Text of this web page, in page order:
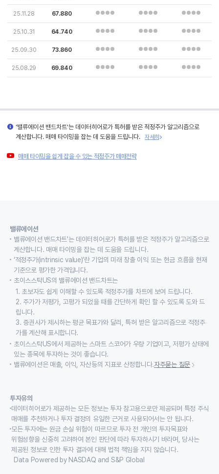
25.11.28 67.880
25.10.31 64.740
25.09.30 73.860
25.08.29 69.840
'밸류에이션 밴드차트'는 데이터히어로가 특허를 받은 적정주가 알고리즘으로
계산합니다. 매매 타이밍을 잡는 데 도움을 드립니다.
자세히
매매 타이밍을 쉽게 잡을 수 있는 적정주가 매매전략
밸류에이션
밸류에이션 밴드차트'는 데이터히어로가 특허를 받은 적정주가 알고리즘으로
계산합니다. 매매 타이밍을 잡는 데 도움을 드립니다.
‘적정주가(intrinsic value)’란 기업의 미래 창출 이익 또는 현금 흐름을 현재
기준으로 평가한 가격입니다.
초이스스탁US의 밸류에이션 밴드차트는
1. 초보자도 쉽게 이해할 수 있도록 적정주가를 차트에 보여 드립니다.
2. 주가가 저평가, 고평가 되었을 때를 간단하게 확인 할 수 있도록 도와 드
립니다.
3. 증권사가 제시하는 평균 목표가와 달리, 특허 받은 알고리즘으로 적정주
가를 계산해 표시합니다.
초이스스탁US에서 제공하는 스마트 스코어가 우량 기업이고, 저평가 상태에
있는 종목에 투자하는 것이 좋습니다.
밸류에이션은 매출, 이익, 자산등의 지표로 산정합니다.자주묻는 질문
투자유의
데이터히어로가 제공하는 모든 정보는 투자 참고용으로만 제공되며 특정 주식
매매를 추천하거나 투자 결정의 유일한 근거로 사용되어서는 안 됩니다.
모든 투자에는 원금 손실 위험이 따르므로 투자 전 개인의 투자목표와
위험성향을 신중히 고려하여 본인 판단에 따라 투자하시기 바라며, 당사는
제공된 정보로 인한 투자 결과에 대해 법적 책임을 지지 않습니다.
Data Powered by NASDAQ and S&P Global